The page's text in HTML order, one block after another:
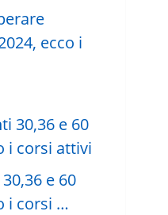
ecco i
e 60
i corsi …